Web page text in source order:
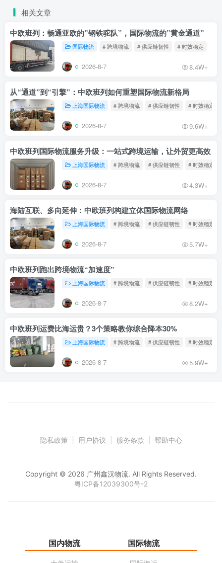
相关文章
中欧班列：畅通亚欧的”钢铁驼队”，国际物流的”黄金通道”
国际物流 # 跨境物流 # 供应链韧性 # 时效稳定
2026-8-7 8.4W+
从“通道”到“引擎”：中欧班列如何重塑国际物流新格局
上海国际物流 # 跨境物流 # 供应链韧性 # 时效稳定
2026-8-7 9.6W+
中欧班列国际物流服务升级：一站式跨境运输，让外贸更高效
上海国际物流 # 跨境物流 # 供应链韧性 # 时效稳定
2026-8-7 4.3W+
海陆互联、多向延伸：中欧班列构建立体国际物流网络
上海国际物流 # 跨境物流 # 供应链韧性 # 时效稳定
2026-8-7 5.7W+
中欧班列跑出跨境物流“加速度”
上海国际物流 # 跨境物流 # 供应链韧性 # 时效稳定
2026-8-7 8.2W+
中欧班列运费比海运贵？3个策略教你综合降本30%
上海国际物流 # 跨境物流 # 供应链韧性 # 时效稳定
2026-8-7 5.9W+
隐私政策 用户协议 服务条款 帮助中心
Copyright © 2026 广州鑫汉物流. All Rights Reserved.
粤ICP备12039300号-2
国内物流 国际物流